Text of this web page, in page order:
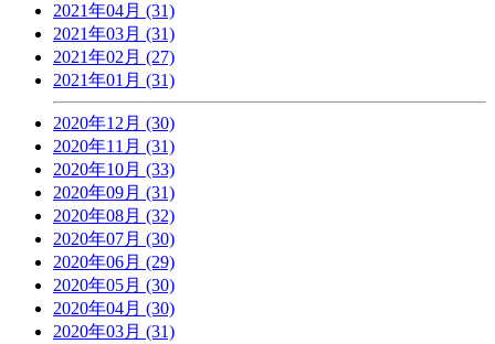
2021年04月 (31)
2021年03月 (31)
2021年02月 (27)
2021年01月 (31)
2020年12月 (30)
2020年11月 (31)
2020年10月 (33)
2020年09月 (31)
2020年08月 (32)
2020年07月 (30)
2020年06月 (29)
2020年05月 (30)
2020年04月 (30)
2020年03月 (31)